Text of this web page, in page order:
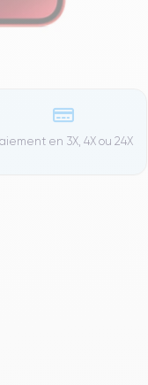
en 3X, 4X ou 24X